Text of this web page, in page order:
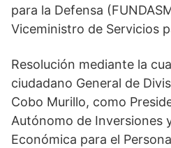
para la Defensa
Viceministro de Servicios
Resolución mediante la
ciudadano General de
Cobo Murillo, como
Autónomo de Inversiones
Económica para el